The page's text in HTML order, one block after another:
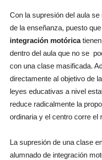
Con la supresión del aula
de la enseñanza, puesto
integración motórica
dentro del aula que no se
con una clase masificada.
directamente al objetivo de
leyes educativas a nivel
reduce radicalmente la
ordinaria y el centro corre el
La supresión de una clase
alumnado de integración